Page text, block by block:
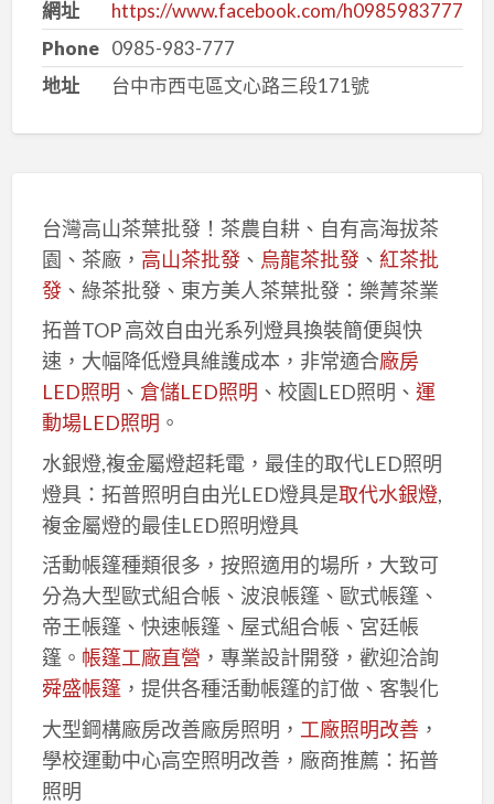
網址
https://www.facebook.com/h0985983777
Phone 0985-983-777
地址
台中市西屯區文心路三段171號
台灣高山茶葉批發！茶農自耕、自有高海拔茶
園、茶廠， 高山茶批發、 烏龍茶批發、 紅茶批
發、綠茶批發、東方美人茶葉批發：樂菁茶業
拓普TOP 高效自由光系列燈具換裝簡便與快
速，大幅降低燈具維護成本，非常適合廠房
LED照明 、 倉儲LED照明 、校園LED照明、 運
動場LED照明 。
水銀燈,複金屬燈超耗電，最佳的取代LED照明
燈具：拓普照明自由光LED燈具是取代水銀燈,
複金屬燈的最佳LED照明燈具
活動帳篷種類很多，按照適用的場所，大致可
分為大型歐式組合帳、波浪帳篷、歐式帳篷、
帝王帳篷、快速帳篷、屋式組合帳、宮廷帳
篷。 帳篷工廠直營 ，專業設計開發，歡迎洽詢
舜盛帳篷，提供各種活動帳篷的訂做、客製化
大型鋼構廠房改善廠房照明， 工廠照明改善，
學校運動中心高空照明改善，廠商推薦：拓普
照明